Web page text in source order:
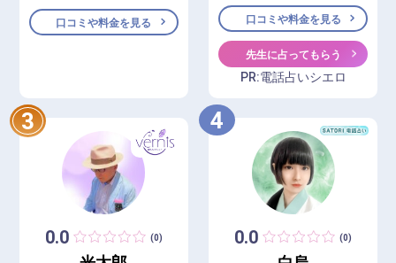
口コミや料金を見る 口コミや料金を見る
先生に占ってもらう
PR:電話占いシエロ
3
0.0 (0)
4
0.0 (0)